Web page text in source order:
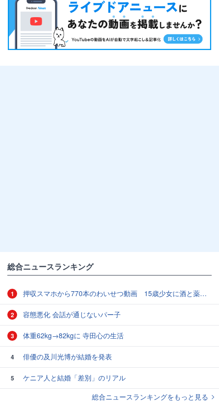
総合ニュースランキング
1 押収スマホから770本のわいせつ動画 15歳少女に酒と薬飲ませ性的暴行か 54歳男を再逮捕 「薬もありますよ」とSNSで誘い出し
2 容態悪化 会話が通じないパー子
3 体重62kg→82kgに 寺田心の生活
4 俳優の及川光博が結婚を発表
5
ケニア人と結婚「差別」のリアル
総合ニュースランキングをもっと見る